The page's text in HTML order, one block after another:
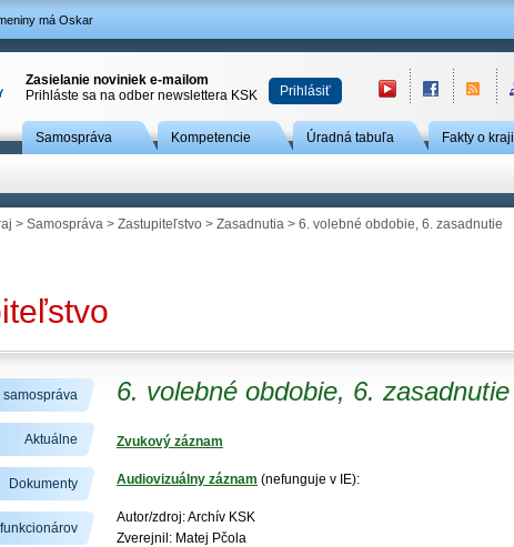
má Oskar
Zasielanie noviniek e-mailom
Prihláste sa na odber newslettera KSK
Prihlásiť
Samospráva Kompetencie Úradná tabuľa Fakty o kraji
> Samospráva > Zastupiteľstvo > Zasadnutia > 6. volebné obdobie, 6. zasadnutie
6. volebné obdobie, 6. zasadnutie
Zvukový záznam
Audiovizuálny záznam (nefunguje v IE):
Autor/zdroj: Archív KSK
Zverejnil: Matej Pčola
samospráva
Aktuálne
Dokumenty